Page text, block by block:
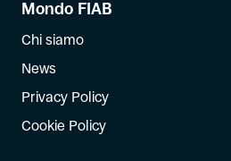
Mondo FIAB
Chi siamo
News
Privacy Policy
Cookie Policy